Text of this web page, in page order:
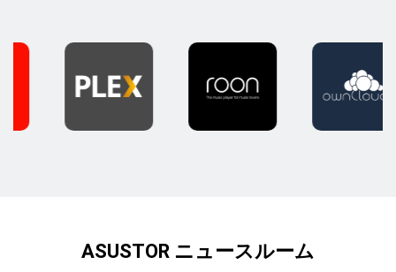
ASUSTOR ニュースルーム